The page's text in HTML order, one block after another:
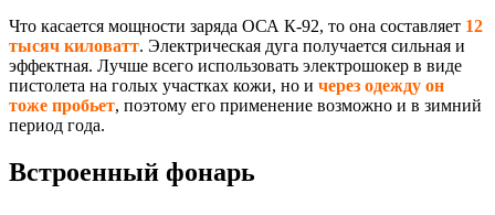
Что касается мощности заряда ОСА К-92, то она составляет 12
тысяч киловатт. Электрическая дуга получается сильная и
эффектная. Лучше всего использовать электрошокер в виде
пистолета на голых участках кожи, но и через одежду он
тоже пробьет, поэтому его применение возможно и в зимний
период года.
Встроенный фонарь